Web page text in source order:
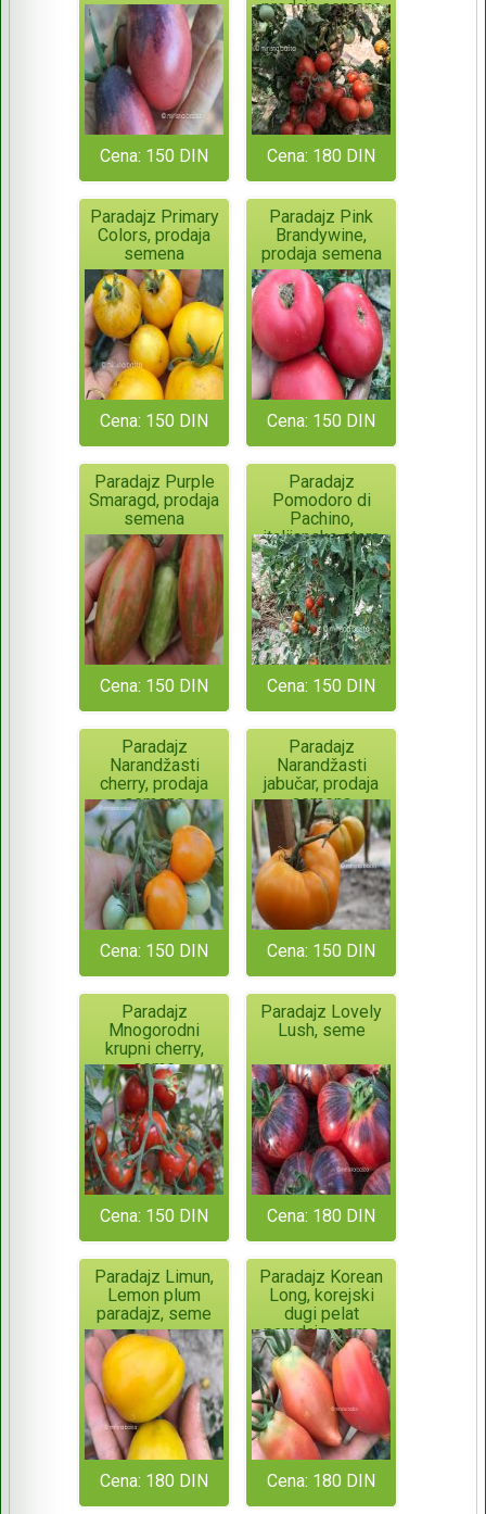
Cena: 150 DIN
prodaja semena
Cena: 180 DIN
Paradajz Primary
Colors, prodaja
semena
Cena: 150 DIN
Paradajz Pink
Brandywine,
prodaja semena
Cena: 150 DIN
Paradajz Purple
Smaragd, prodaja
semena
Cena: 150 DIN
Paradajz
Pomodoro di
Pachino,
italijanska stara
sorta, prodaja
semena
Cena: 150 DIN
Paradajz
Narandžasti
cherry, prodaja
semena
Cena: 150 DIN
Paradajz
Narandžasti
jabučar, prodaja
semena
Cena: 150 DIN
Paradajz
Mnogorodni
krupni cherry,
seme
Cena: 150 DIN
Paradajz Lovely
Lush, seme
Cena: 180 DIN
Paradajz Limun,
Lemon plum
paradajz, seme
Cena: 180 DIN
Paradajz Korean
Long, korejski
dugi pelat
paradajz, seme
Cena: 180 DIN